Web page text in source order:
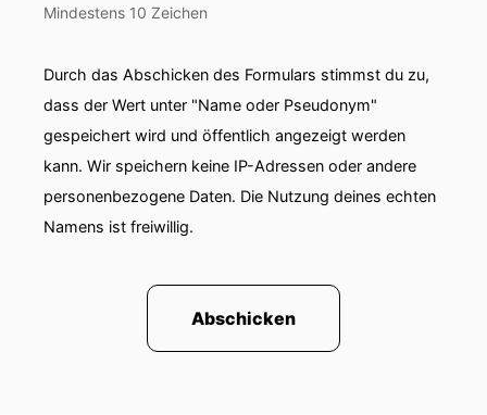
Mindestens 10 Zeichen
Durch das Abschicken des Formulars stimmst du zu,
dass der Wert unter "Name oder Pseudonym"
gespeichert wird und öffentlich angezeigt werden
kann. Wir speichern keine IP-Adressen oder andere
personenbezogene Daten. Die Nutzung deines echten
Namens ist freiwillig.
Abschicken